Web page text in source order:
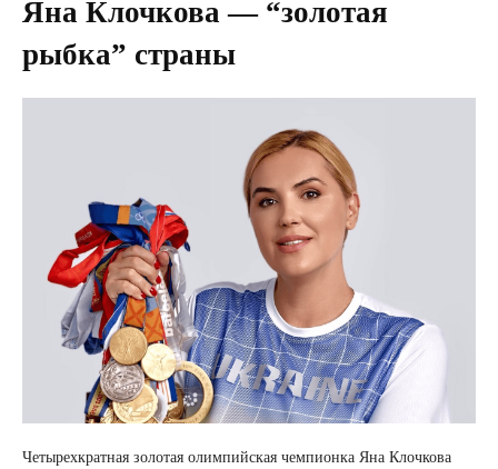
Яна Клочкова — “золотая
рыбка” страны
Четырехкратная золотая олимпийская чемпионка Яна Клочкова